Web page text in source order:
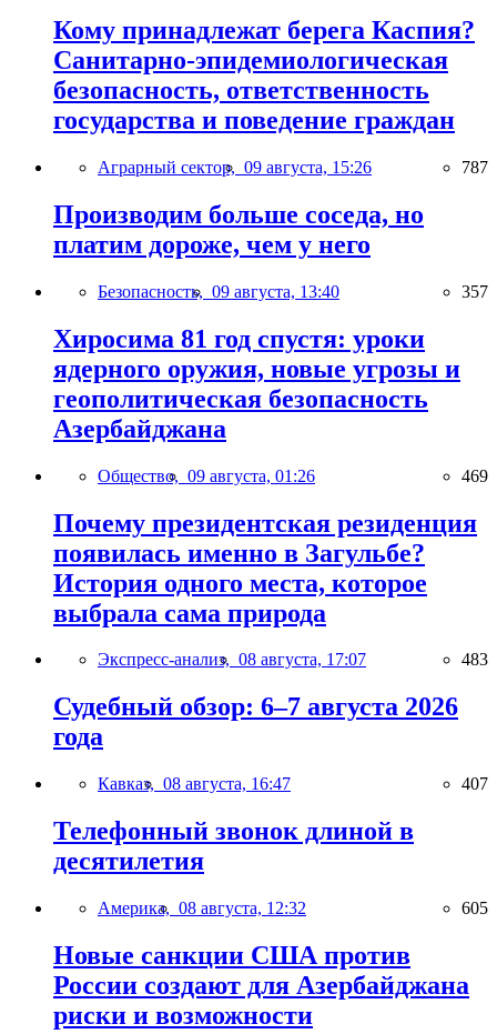
Кому принадлежат берега Каспия?
Санитарно-эпидемиологическая
безопасность, ответственность
государства и поведение граждан
Аграрный сектор, 09 августа, 15:26 787
Производим больше соседа, но
платим дороже, чем у него
Безопасность, 09 августа, 13:40 357
Хиросима 81 год спустя: уроки
ядерного оружия, новые угрозы и
геополитическая безопасность
Азербайджана
Общество, 09 августа, 01:26 469
Почему президентская резиденция
появилась именно в Загульбе?
История одного места, которое
выбрала сама природа
Экспресс-анализ, 08 августа, 17:07 483
Судебный обзор: 6–7 августа 2026
года
Кавказ, 08 августа, 16:47 407
Телефонный звонок длиной в
десятилетия
Америка, 08 августа, 12:32 605
Новые санкции США против
России создают для Азербайджана
риски и возможности